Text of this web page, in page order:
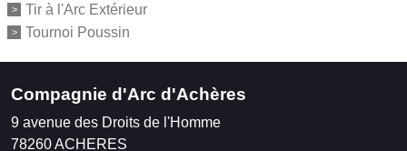
Tir à l'Arc Extérieur
Tournoi Poussin
Compagnie d'Arc d'Achères
9 avenue des Droits de l'Homme
78260ACHERES